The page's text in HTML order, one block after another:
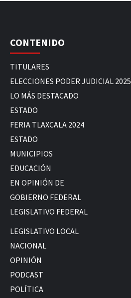
CONTENIDO
TITULARES
ELECCIONES PODER JUDICIAL 2025
LO MÁS DESTACADO
ESTADO
FERIA TLAXCALA 2024
ESTADO
MUNICIPIOS
EDUCACIÓN
EN OPINIÓN DE
GOBIERNO FEDERAL
LEGISLATIVO FEDERAL
LEGISLATIVO LOCAL
NACIONAL
OPINIÓN
PODCAST
POLÍTICA